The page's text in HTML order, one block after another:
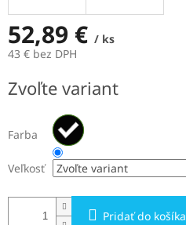
52,89 € / ks
43 € bez DPH
cena:
Zvoľte variant
Farba
Veľkosť
Pridať do košíka